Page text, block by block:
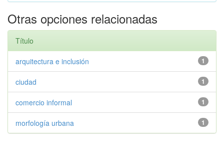
Otras opciones relacionadas
Título
1
arquitectura e inclusión
1
ciudad
1
comercio informal
1
morfología urbana